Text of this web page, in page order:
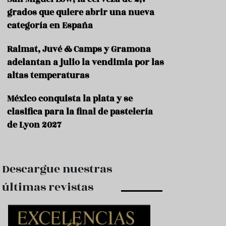
s
r
a
n
F
n
grados que quiere abrir una nueva
categoría en España
Raimat, Juvé & Camps y Gramona
adelantan a julio la vendimia por las
altas temperaturas
México conquista la plata y se
clasifica para la final de pastelería
de Lyon 2027
Descargue nuestras
últimas revistas